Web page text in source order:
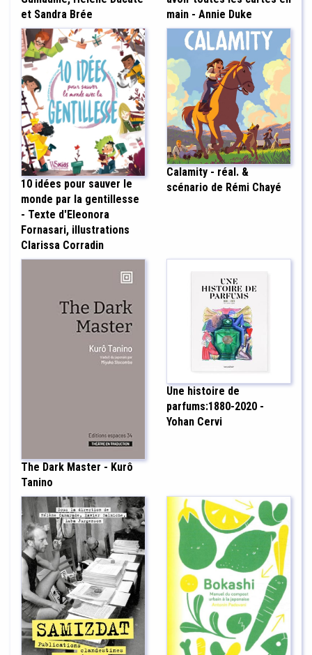
et Sandra Brée
main - Annie Duke
10 idées pour sauver le
monde par la gentillesse
- Texte d'Eleonora
Fornasari, illustrations
Clarissa Corradin
Calamity - réal. &
scénario de Rémi Chayé
The Dark Master - Kurô
Tanino
Une histoire de
parfums:1880-2020 -
Yohan Cervi